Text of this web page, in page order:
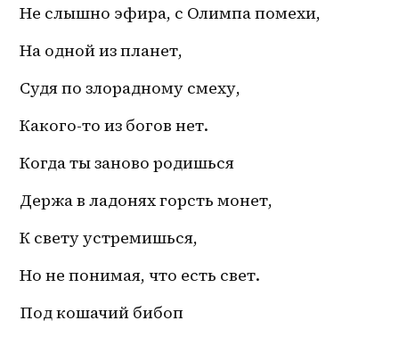
Не слышно эфира, с Олимпа помехи,
На одной из планет,
Судя по злорадному смеху,
Какого-то из богов нет.
Когда ты заново родишься
Держа в ладонях горсть монет,
К свету устремишься,
Но не понимая, что есть свет.
Под кошачий бибоп